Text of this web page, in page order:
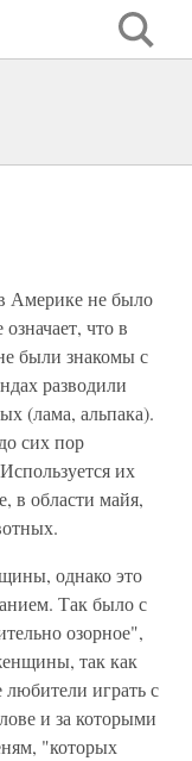
Америке не было
что в
были знакомы с
разводили
(лама, альпака).
сих пор
их
в области майя,
однако это
Так было с
озорное",
так как
играть с
и за которыми
"которых